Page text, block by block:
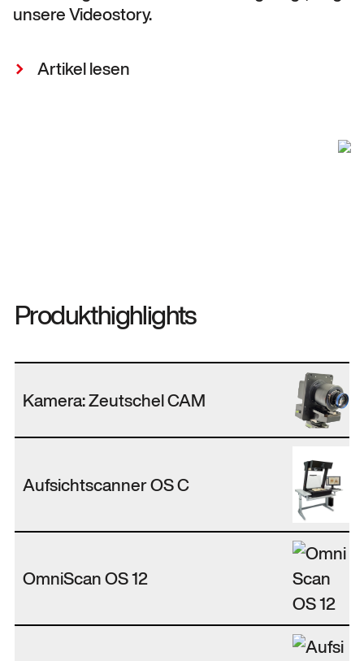
unsere Videostory.
Artikel lesen
Produkthighlights
Kamera: Zeutschel CAM
Aufsichtscanner OS C
OmniScan OS 12